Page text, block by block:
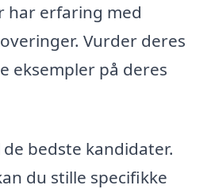
har erfaring med
Vurder deres
eksempler på deres
bedste kandidater.
du stille specifikke